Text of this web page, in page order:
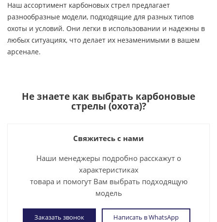
Наш ассортимент карбоновых стрел предлагает
разнообразные модели, подходящие для разных типов
охоты и условий. Они легки в использовании и надежны в
любых ситуациях, что делает их незаменимыми в вашем
арсенале.
Не знаете как выбрать карбоновые
стрелы (охота)?
Свяжитесь с нами
Наши менеджеры подробно расскажут о
характеристиках
товара и помогут Вам выбрать подходящую
модель
Заказать звонок Написать в WhatsApp